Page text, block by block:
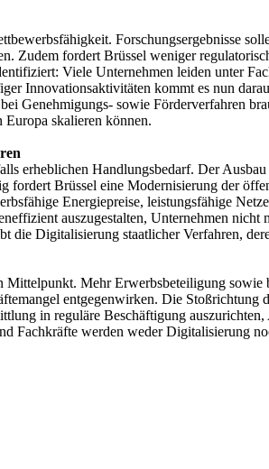
Forschungsergebnisse
Zudem fordert Brüssel weniger
Viele Unternehmen leiden unter
Innovationsaktivitäten kommt es nun
Genehmigungs- sowie Förderverfahren
skalieren können.
erheblichen Handlungsbedarf. Der
fordert Brüssel eine Modernisierung der
Energiepreise, leistungsfähige
auszugestalten, Unternehmen
die Digitalisierung staatlicher Verfahren,
Mehr Erwerbsbeteiligung
entgegenwirken. Die
in reguläre Beschäftigung
Fachkräfte werden weder Digitalisierung